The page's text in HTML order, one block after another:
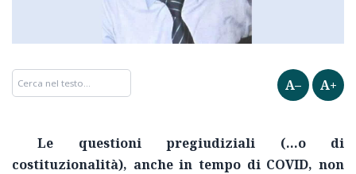
A– A+
Le questioni pregiudiziali (…o di
costituzionalità), anche in tempo di COVID, non